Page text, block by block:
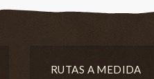
RUTAS A MEDIDA